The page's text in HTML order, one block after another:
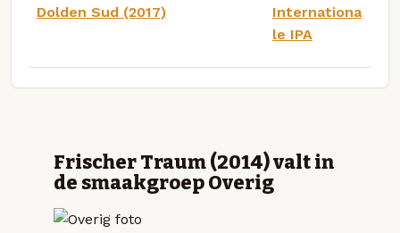
Dolden Sud (2017)
Internationa
le IPA
Frischer Traum (2014) valt in
de smaakgroep Overig